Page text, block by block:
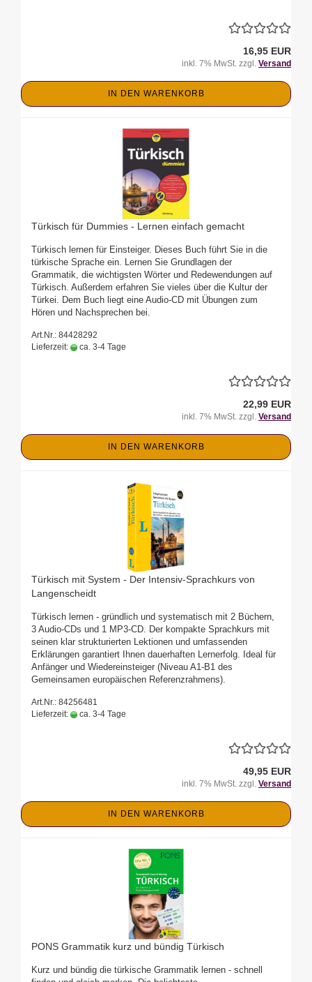
16,95 EUR
inkl. 7% MwSt. zzgl. Versand
IN DEN WARENKORB
Türkisch für Dummies - Lernen einfach gemacht
Türkisch lernen für Einsteiger. Dieses Buch führt Sie in die
türkische Sprache ein. Lernen Sie Grundlagen der
Grammatik, die wichtigsten Wörter und Redewendungen auf
Türkisch. Außerdem erfahren Sie vieles über die Kultur der
Türkei. Dem Buch liegt eine Audio-CD mit Übungen zum
Hören und Nachsprechen bei.
Art.Nr.: 84428292
Lieferzeit:
ca. 3-4 Tage
22,99 EUR
inkl. 7% MwSt. zzgl. Versand
IN DEN WARENKORB
Türkisch mit System - Der Intensiv-Sprachkurs von
Langenscheidt
Türkisch lernen - gründlich und systematisch mit 2 Büchern,
3 Audio-CDs und 1 MP3-CD. Der kompakte Sprachkurs mit
seinen klar strukturierten Lektionen und umfassenden
Erklärungen garantiert Ihnen dauerhaften Lernerfolg. Ideal für
Anfänger und Wiedereinsteiger (Niveau A1-B1 des
Gemeinsamen europäischen Referenzrahmens).
Art.Nr.: 84256481
Lieferzeit:
ca. 3-4 Tage
49,95 EUR
inkl. 7% MwSt. zzgl. Versand
IN DEN WARENKORB
PONS Grammatik kurz und bündig Türkisch
Kurz und bündig die türkische Grammatik lernen - schnell